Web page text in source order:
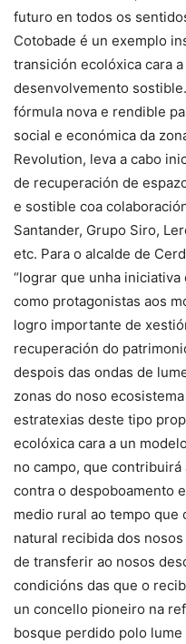
futuro en todos os
Cotobade é un exemplo
transición ecolóxica cara
desenvolvemento
fórmula nova e rendible
social e económica da
Revolution, leva a cabo
de recuperación de
e sostible coa
Santander, Grupo Siro,
etc. Para o alcalde de
“lograr que unha
como protagonistas aos
logro importante de
recuperación do
despois das ondas de
zonas do noso
estratexias deste tipo
ecolóxica cara a un
no campo, que
contra o despoboamento
medio rural ao tempo que
natural recibida dos
de transferir ao nosos
condicións das que o
un concello pioneiro na
bosque perdido polo